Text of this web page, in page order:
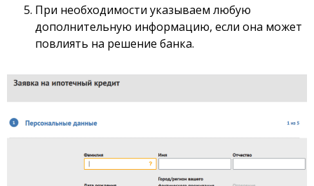
При необходимости указываем любую
дополнительную информацию, если она может
повлиять на решение банка.